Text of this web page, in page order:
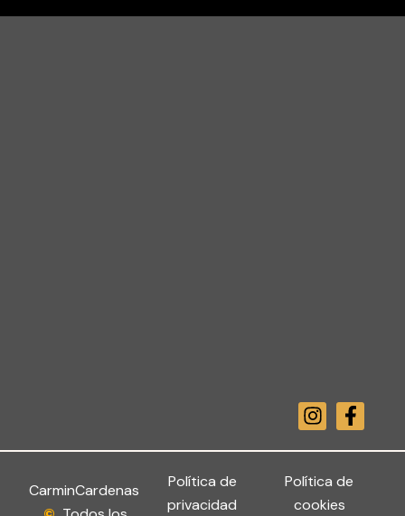
I
n
a
g
F
a
b
CarminCardenas
Política de
privacidad
Política de
cookies